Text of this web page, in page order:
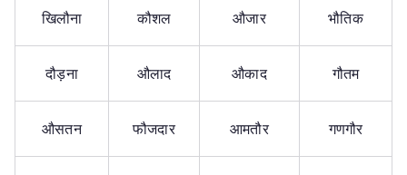
खिलौना कौशल औजार भौतिक
दौड़ना औलाद औकाद गौतम
औसतन फौजदार आमतौर गणगौर